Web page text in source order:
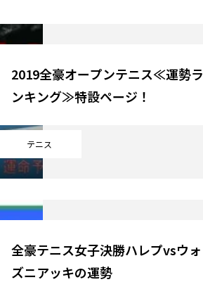
テニス
2019全豪オープンテニス≪運勢ラ
ンキング≫特設ページ！
全豪テニス女子決勝ハレプvsウォ
ズニアッキの運勢